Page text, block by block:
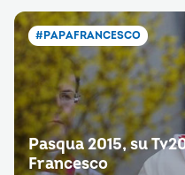
#PAPAFRANCESCO
Pasqua 2015, su
Francesco